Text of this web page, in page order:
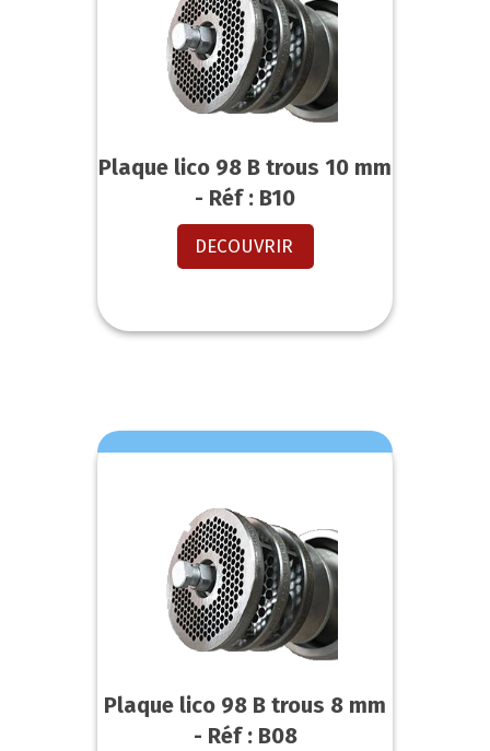
Plaque lico 98 B trous 10 mm
- Réf : B10
DECOUVRIR
Plaque lico 98 B trous 8 mm
- Réf : B08